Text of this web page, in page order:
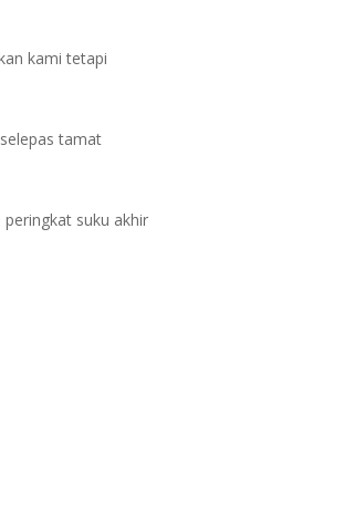
kami tetapi
tamat
suku akhir